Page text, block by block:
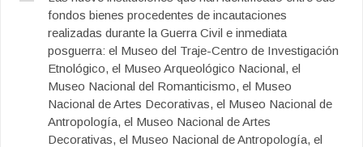
fondos bienes procedentes de incautaciones
realizadas durante la Guerra Civil e inmediata
posguerra: el Museo del Traje-Centro de Investigación
Etnológico, el Museo Arqueológico Nacional, el
Museo Nacional del Romanticismo, el Museo
Nacional de Artes Decorativas, el Museo Nacional de
Antropología, el Museo Nacional de Artes
Decorativas, el Museo Nacional de Antropología, el